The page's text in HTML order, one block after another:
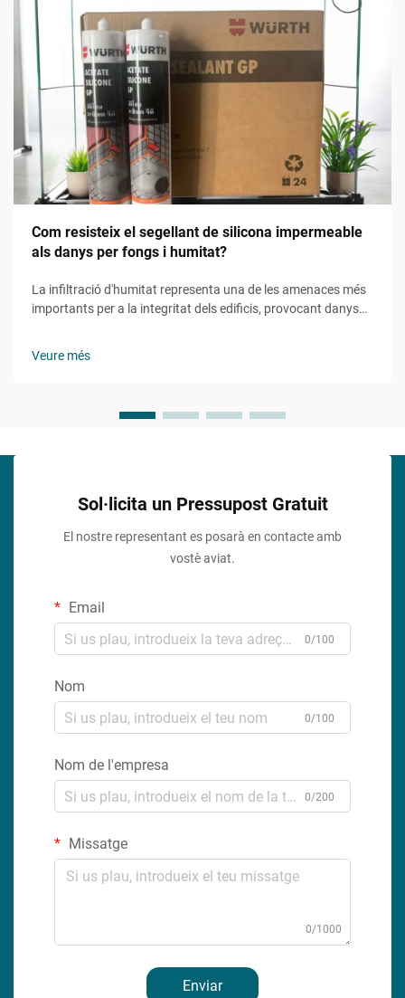
Com resisteix el segellant de silicona impermeable
als danys per fongs i humitat?
La infiltració d'humitat representa una de les amenaces més
importants per a la integritat dels edificis, provocant danys
Veure més
Sol·licita un Pressupost Gratuit
El nostre representant es posarà en contacte amb
vostè aviat.
Email
0/100
Nom
0/100
Nom de l'empresa
0/200
Missatge
0/1000
Enviar